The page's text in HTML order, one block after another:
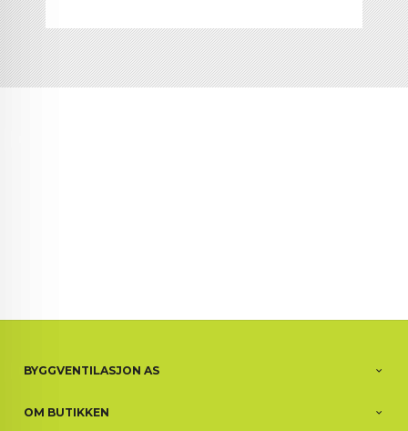
BYGGVENTILASJON AS
OM BUTIKKEN